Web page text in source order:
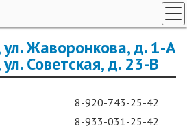
ул. Жаворонкова, д. 1-А
ул. Советская, д. 23-В
8-920-743-25-42
8-933-031-25-42
ТУРЫ